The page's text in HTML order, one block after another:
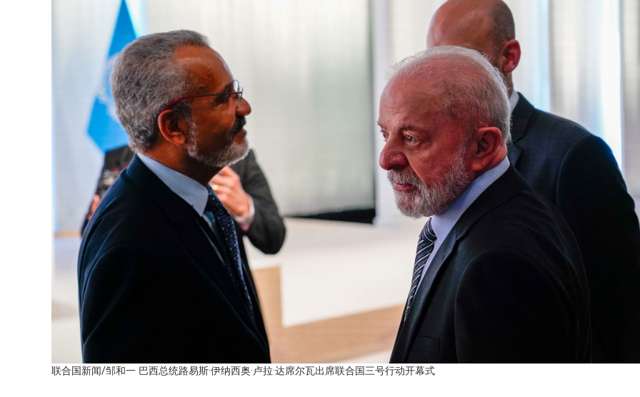
联合国新闻/邹和一 巴西总统路易斯·伊纳西奥·卢拉·达席尔瓦出席联合国三号行动开幕式